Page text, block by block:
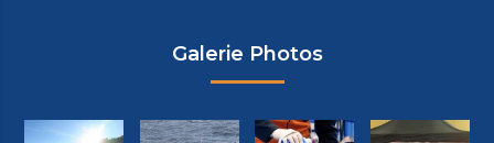
Galerie Photos